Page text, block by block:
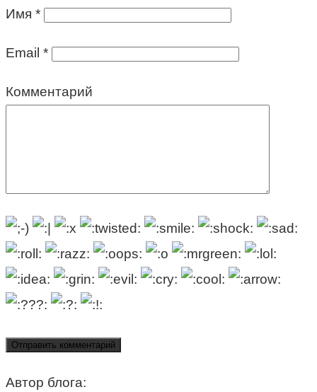
Имя *
Email *
Комментарий
Автор блога: